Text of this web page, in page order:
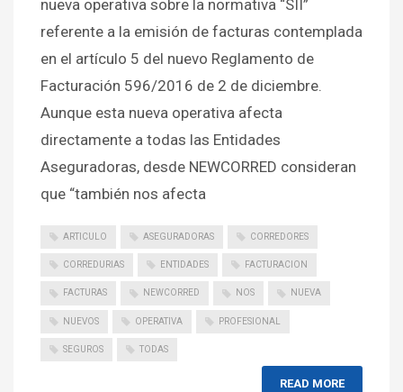
nueva operativa sobre la normativa “SII”
referente a la emisión de facturas contemplada
en el artículo 5 del nuevo Reglamento de
Facturación 596/2016 de 2 de diciembre.
Aunque esta nueva operativa afecta
directamente a todas las Entidades
Aseguradoras, desde NEWCORRED consideran
que “también nos afecta
ARTICULO ASEGURADORAS CORREDORES
CORREDURIAS ENTIDADES FACTURACION
FACTURAS NEWCORRED NOS NUEVA
NUEVOS OPERATIVA PROFESIONAL
SEGUROS TODAS
READ MORE